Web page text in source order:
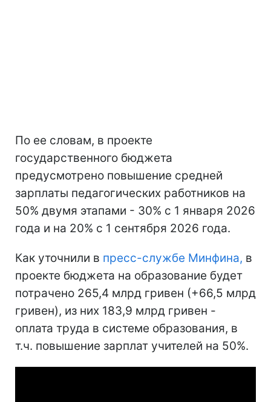
По ее словам, в проекте
государственного бюджета
предусмотрено повышение средней
зарплаты педагогических работников на
50% двумя этапами - 30% с 1 января 2026
года и на 20% с 1 сентября 2026 года.
Как уточнили в пресс-службе Минфина, в
проекте бюджета на образование будет
потрачено 265,4 млрд гривен (+66,5 млрд
гривен), из них 183,9 млрд гривен -
оплата труда в системе образования, в
т.ч. повышение зарплат учителей на 50%.